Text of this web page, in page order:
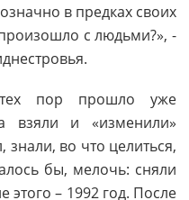
в предках своих
с людьми?», -
пор прошло уже
взяли и «изменили»
знали, во что целиться,
бы, мелочь: сняли
этого – 1992 год. После